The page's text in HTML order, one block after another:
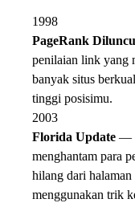
1998
PageRank
penilaian link yang
banyak situs
tinggi posisimu.
2003
Florida Update —
menghantam para
hilang dari
menggunakan trik